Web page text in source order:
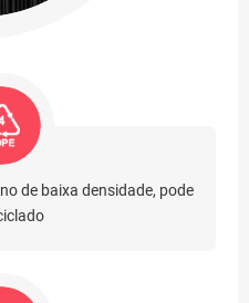
de baixa densidade, pode